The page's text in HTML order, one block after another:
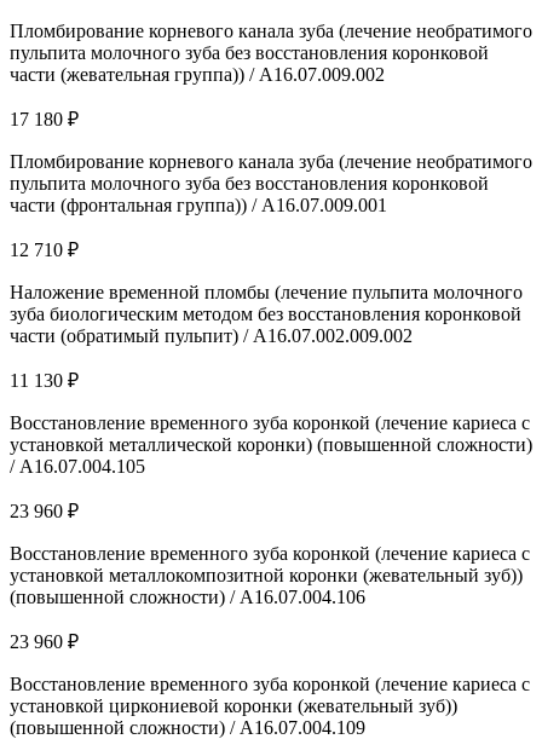
Пломбирование корневого канала зуба (лечение необратимого
пульпита молочного зуба без восстановления коронковой
части (жевательная группа)) / А16.07.009.002
17 180 ₽
Пломбирование корневого канала зуба (лечение необратимого
пульпита молочного зуба без восстановления коронковой
части (фронтальная группа)) / А16.07.009.001
12 710 ₽
Наложение временной пломбы (лечение пульпита молочного
зуба биологическим методом без восстановления коронковой
части (обратимый пульпит) / A16.07.002.009.002
11 130 ₽
Восстановление временного зуба коронкой (лечение кариеса с
установкой металлической коронки) (повышенной сложности)
/ A16.07.004.105
23 960 ₽
Восстановление временного зуба коронкой (лечение кариеса с
установкой металлокомпозитной коронки (жевательный зуб))
(повышенной сложности) / A16.07.004.106
23 960 ₽
Восстановление временного зуба коронкой (лечение кариеса с
установкой циркониевой коронки (жевательный зуб))
(повышенной сложности) / A16.07.004.109